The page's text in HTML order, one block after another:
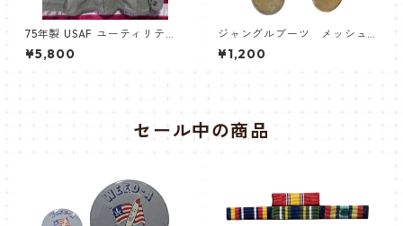
75年製 USAF ユーティリティ
シャツ
¥5,800
ジャングルブーツ メッシュ
インナーソール
¥1,200
セール中の商品